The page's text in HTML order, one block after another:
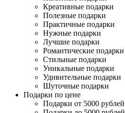
Креативные подарки
Полезные подарки
Практичные подарки
Нужные подарки
Лучшие подарки
Романтические подарки
Стильные подарки
Уникальные подарки
Удивительные подарки
Шуточные подарки
Подарки по цене
Подарки от 5000 рублей